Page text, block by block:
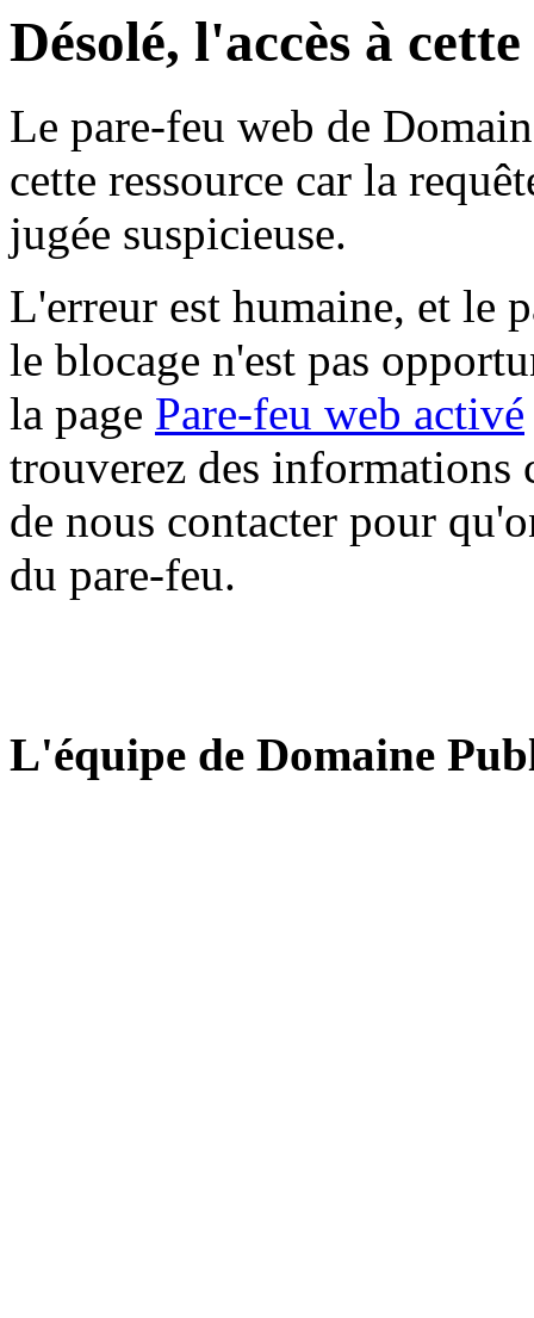
Désolé, l'accès à
Le pare-feu web de
cette ressource car la
jugée suspicieuse.
L'erreur est humaine, et le
le blocage n'est pas
la page Pare-feu web activé
trouverez des informations
de nous contacter pour
du pare-feu.
L'équipe de Domaine